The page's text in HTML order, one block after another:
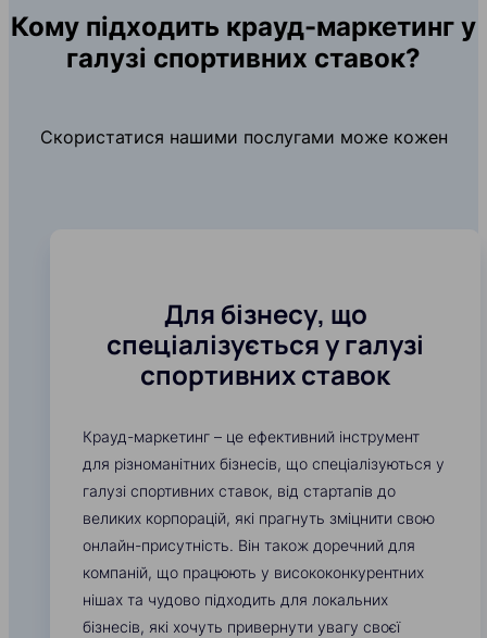
Кому підходить крауд-маркетинг у
галузі спортивних ставок?
Скористатися нашими послугами може кожен
Для бізнесу, що
спеціалізується у галузі
спортивних ставок
Крауд-маркетинг – це ефективний інструмент
для різноманітних бізнесів, що спеціалізуються у
галузі спортивних ставок, від стартапів до
великих корпорацій, які прагнуть зміцнити свою
онлайн-присутність. Він також доречний для
компаній, що працюють у висококонкурентних
нішах та чудово підходить для локальних
бізнесів, які хочуть привернути увагу своєї